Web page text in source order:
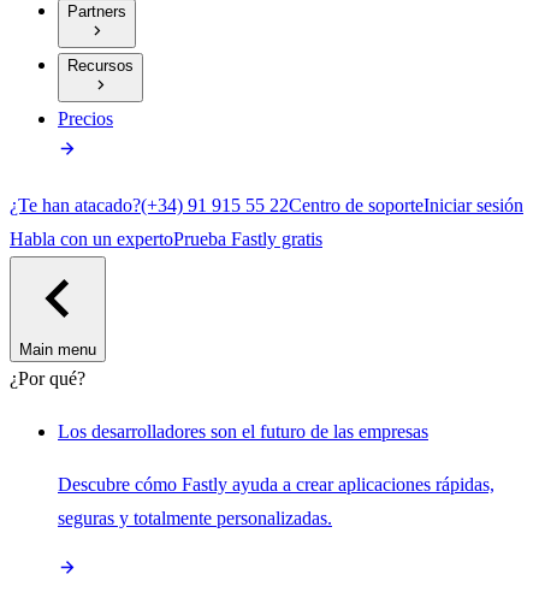
Partners
Recursos
Precios
¿Te han atacado?(+34) 91 915 55 22Centro de soporteIniciar sesión
Habla con un expertoPrueba Fastly gratis
Main menu
¿Por qué?
Los desarrolladores son el futuro de las empresas
Descubre cómo Fastly ayuda a crear aplicaciones rápidas,
seguras y totalmente personalizadas.